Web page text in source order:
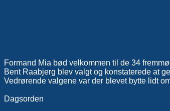
Formand Mia bød velkommen til de 34
Bent Raabjerg blev valgt og konstaterede at
Vedrørende valgene var der blevet bytte lidt
Dagsorden